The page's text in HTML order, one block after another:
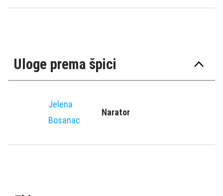
Uloge prema špici
Jelena
Bosanac
Narator